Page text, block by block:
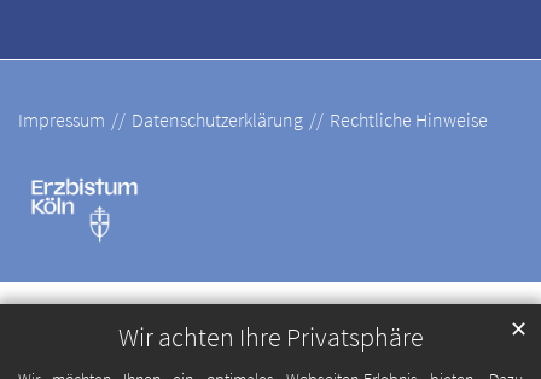
Wir achten Ihre Privatsphäre ✕
Impressum Datenschutzerklärung Rechtliche Hinweise